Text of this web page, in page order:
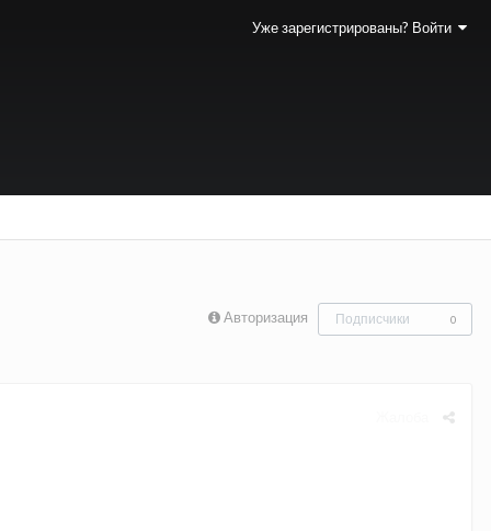
Уже зарегистрированы? Войти
Авторизация Подписчики 0